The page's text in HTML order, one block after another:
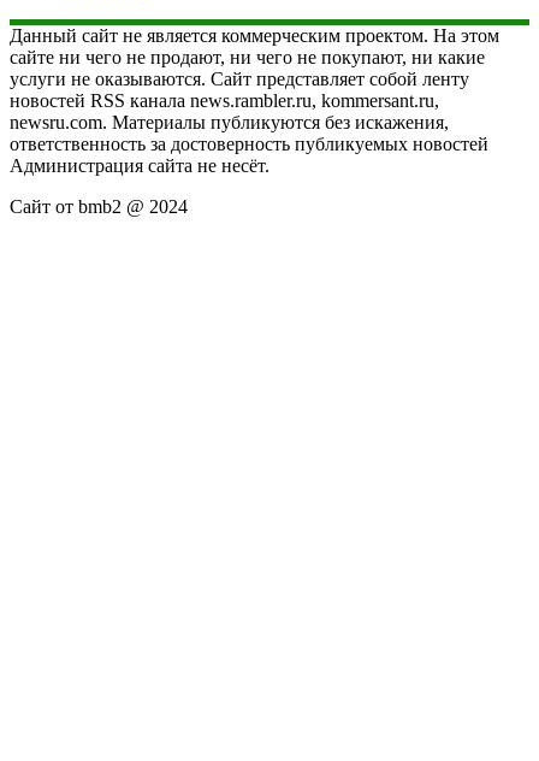
Данный сайт не является коммерческим проектом. На этом
сайте ни чего не продают, ни чего не покупают, ни какие
услуги не оказываются. Сайт представляет собой ленту
новостей RSS канала news.rambler.ru, kommersant.ru,
newsru.com. Материалы публикуются без искажения,
ответственность за достоверность публикуемых новостей
Администрация сайта не несёт.
Сайт от bmb2 @ 2024